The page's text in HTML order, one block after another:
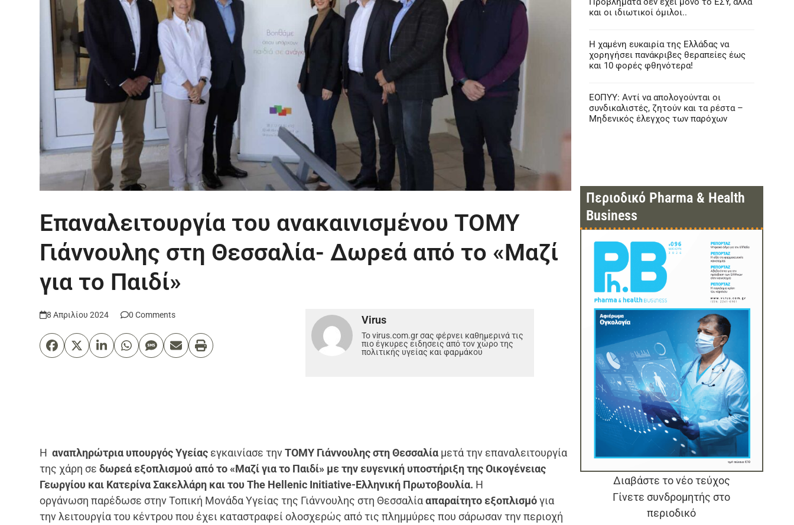
Επαναλειτουργία του ανακαινισμένου TOMY
Γιάννουλης στη Θεσσαλία- Δωρεά από το «Μαζί
για το Παιδί»
8 Απριλίου 2024 0 Comments Virus
Το virus.com.gr σας φέρνει καθημερινά τις
πιο έγκυρες ειδησεις από τον χώρο της
πολιτικής υγείας και φαρμάκου
Hαναπληρώτρια υπουργός Υγείας εγκαινίασε τηνTOMY Γιάννουλης στη Θεσσαλία μετά την επαναλειτουργία
της χάρη σεδωρεά εξοπλισμού από το «Μαζί για το Παιδί» με την ευγενική υποστήριξη της Οικογένειας
Γεωργίου και Κατερίνα Σακελλάρη και του The Hellenic Initiative-Ελληνική Πρωτοβουλία. Η
οργάνωση παρέδωσε στην Τοπική Μονάδα Υγείας της Γιάννουλης στη Θεσσαλίααπαραίτητο εξοπλισμόγια
την λειτουργία του κέντρου που έχει καταστραφεί ολοσχερώς από τις πλημμύρες που σάρωσαν την περιοχή
και οι ιδιωτικοί όμιλοι..
Η χαμένη ευκαιρία της Ελλάδας να
χορηγήσει πανάκριβες θεραπείες έως
και 10 φορές φθηνότερα!
ΕΟΠΥΥ: Αντί να απολογούνται οι
συνδικαλιστές, ζητούν και τα ρέστα –
Μηδενικός έλεγχος των παρόχων
Περιοδικό Pharma & Health
Business
Διαβάστε το νέο τεύχος
Γίνετε συνδρομητής στο
περιοδικό